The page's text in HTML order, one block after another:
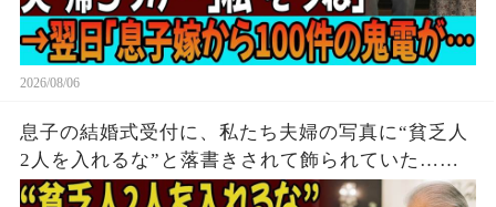
2026/08/06
息子の結婚式受付に、私たち夫婦の写真に“貧乏人
2人を入れるな”と落書きされて飾られていた…夫
「帰るか」私「はい」→無言で立ち去った5時間